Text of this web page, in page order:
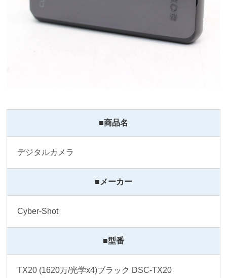
■商品名
デジタルカメラ
■メーカー
Cyber-Shot
■型番
TX20 (1620万/光学x4)ブラック DSC-TX20